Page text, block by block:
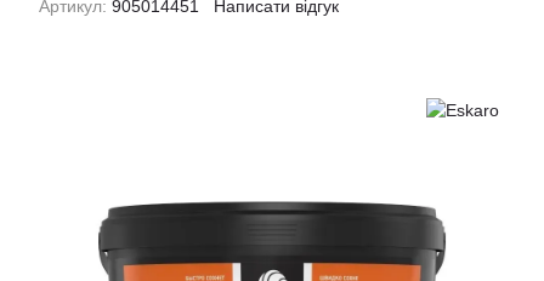
Артикул: 905014451 Написати відгук